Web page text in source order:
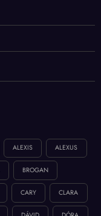
ALEXIS ALEXUS
BROGAN
CARY CLARA